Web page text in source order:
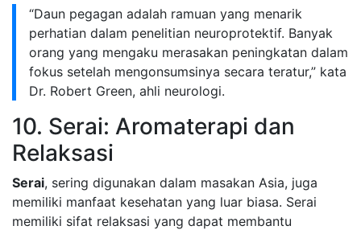
“Daun pegagan adalah ramuan yang menarik
perhatian dalam penelitian neuroprotektif. Banyak
orang yang mengaku merasakan peningkatan dalam
fokus setelah mengonsumsinya secara teratur,” kata
Dr. Robert Green, ahli neurologi.
10. Serai: Aromaterapi dan
Relaksasi
Serai, sering digunakan dalam masakan Asia, juga
memiliki manfaat kesehatan yang luar biasa. Serai
memiliki sifat relaksasi yang dapat membantu